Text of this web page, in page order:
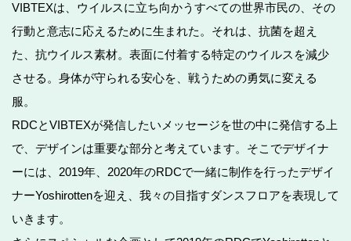
VIBTEXは、ウイルスに立ち向かうすべての世界市民の、その
行動と意志に応えるために生まれた。それは、抗菌を超え
た、抗ウイルス素材。表面に付着する特定のウイルスを減少
させる。身体が守られる安心を、戦うための勇気に変える
服。
RDCとVIBTEXが発信したいメッセージを世の中に発信する上
で、デザインは重要な部分と考えています。そこでデザイナ
ーには、2019年、2020年のRDCで一緒に制作を行ったデザイ
ナーYoshirottenを迎え、我々の目指すダンスフロアを表現して
いきます。